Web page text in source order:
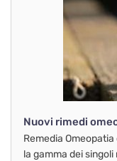
Nuovi rimedi
Remedia
la gamma dei